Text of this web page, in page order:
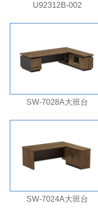
U92312B-002
SW-7028A大班台
SW-7024A大班台